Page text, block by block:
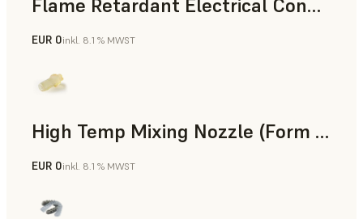
Flame Retardant Electrical Connector (Form 4)
Technik
EUR 0inkl. 8.1 % MWST
High Temp Mixing Nozzle (Form 4)
Technik
EUR 0inkl. 8.1 % MWST